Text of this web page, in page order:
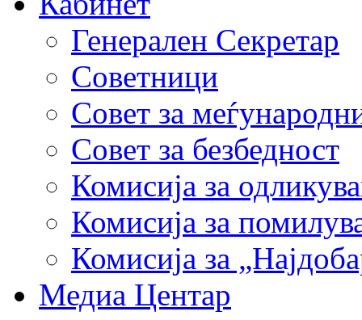
Генерален Секретар
Советници
Совет за
Совет за безбедност
Комисија за
Комисија за
Комисија за
Медиа Центар